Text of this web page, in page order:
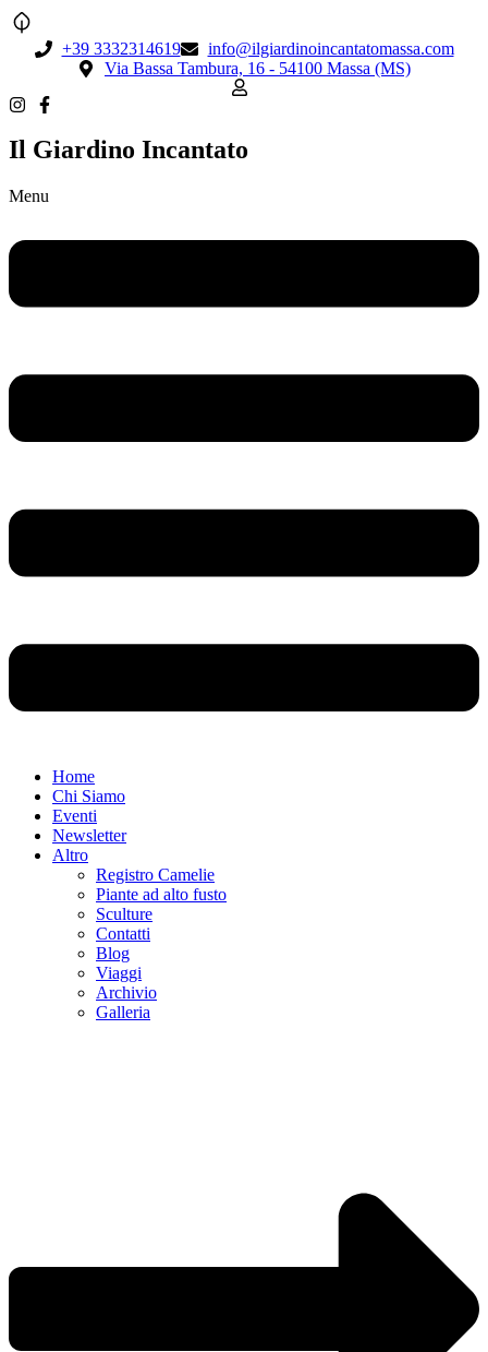
+39 3332314619
info@ilgiardinoincantatomassa.com
Via Bassa Tambura, 16 - 54100 Massa (MS)
Il Giardino Incantato
Menu
Home
Chi Siamo
Eventi
Newsletter
Altro
Registro Camelie
Piante ad alto fusto
Sculture
Contatti
Blog
Viaggi
Archivio
Galleria